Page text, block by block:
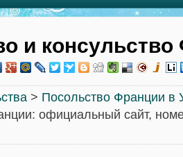
и
> Посольство Франции в
официальный сайт,